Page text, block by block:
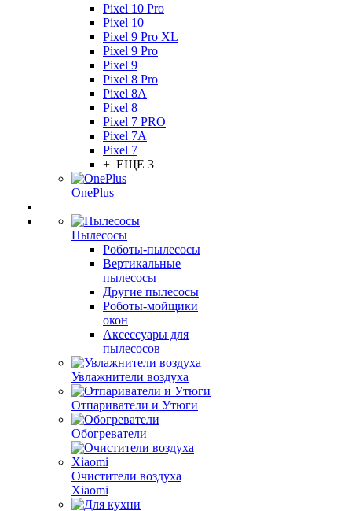
Pixel 10 Pro
Pixel 10
Pixel 9 Pro XL
Pixel 9 Pro
Pixel 9
Pixel 8 Pro
Pixel 8A
Pixel 8
Pixel 7 PRO
Pixel 7A
Pixel 7
+ ЕЩЕ 3
OnePlus
Пылесосы
Роботы-пылесосы
Вертикальные
пылесосы
Другие пылесосы
Роботы-мойщики
окон
Аксессуары для
пылесосов
Увлажнители воздуха
Отпариватели и Утюги
Обогреватели
Очистители воздуха
Xiaomi